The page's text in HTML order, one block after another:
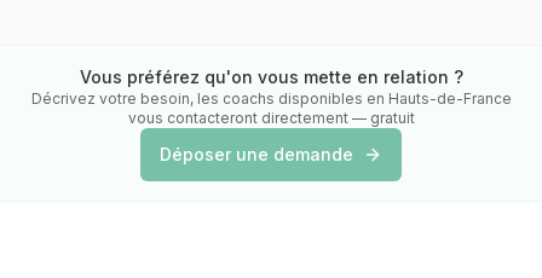
Vous préférez qu'on vous mette en relation ?
Décrivez votre besoin, les coachs disponibles en Hauts-de-France
vous contacteront directement — gratuit
Déposer une demande